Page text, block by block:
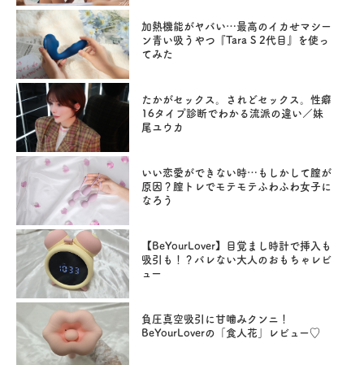
加熱機能がヤバい…最高のイカせマシー
ン青い吸うやつ『Tara S 2代目』を使っ
てみた
たかがセックス。されどセックス。性癖
16タイプ診断でわかる流派の違い／妹
尾ユウカ
いい恋愛ができない時…もしかして膣が
原因？膣トレでモテモテふわふわ女子に
なろう
【BeYourLover】目覚まし時計で挿入も
吸引も！？バレない大人のおもちゃレビ
ュー
負圧真空吸引に甘噛みクンニ！
BeYourLoverの「食人花」レビュー♡